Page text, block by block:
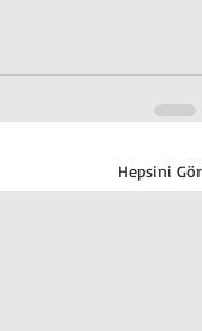
Hepsini Gör